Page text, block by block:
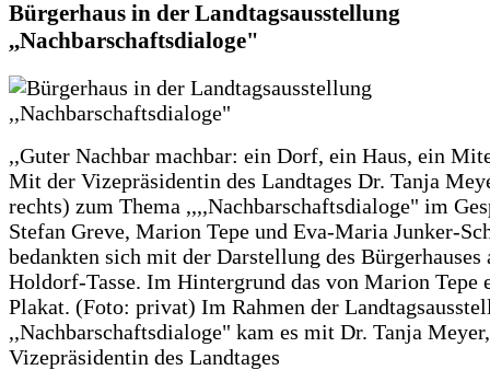
Bürgerhaus in der Landtagsausstellung
,,Nachbarschaftsdialoge"
,,Guter Nachbar machbar: ein Dorf, ein Haus, ein
Mit der Vizepräsidentin des Landtages Dr. Tanja
rechts) zum Thema ,,,,Nachbarschaftsdialoge" im
Stefan Greve, Marion Tepe und Eva-Maria Junker-
bedankten sich mit der Darstellung des Bürgerhauses
Holdorf-Tasse. Im Hintergrund das von Marion Tepe
Plakat. (Foto: privat) Im Rahmen der
,,Nachbarschaftsdialoge" kam es mit Dr. Tanja Meyer,
Vizepräsidentin des Landtages